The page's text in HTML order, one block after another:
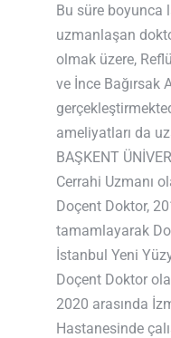
Bu süre boyunca
uzmanlaşan
olmak üzere,
ve İnce Bağırsak
ameliyatları da
BAŞKENT
Cerrahi Uzmanı
Doçent Doktor,
tamamlayarak
İstanbul Yeni
Doçent Doktor
2020 arasında
Hastanesinde